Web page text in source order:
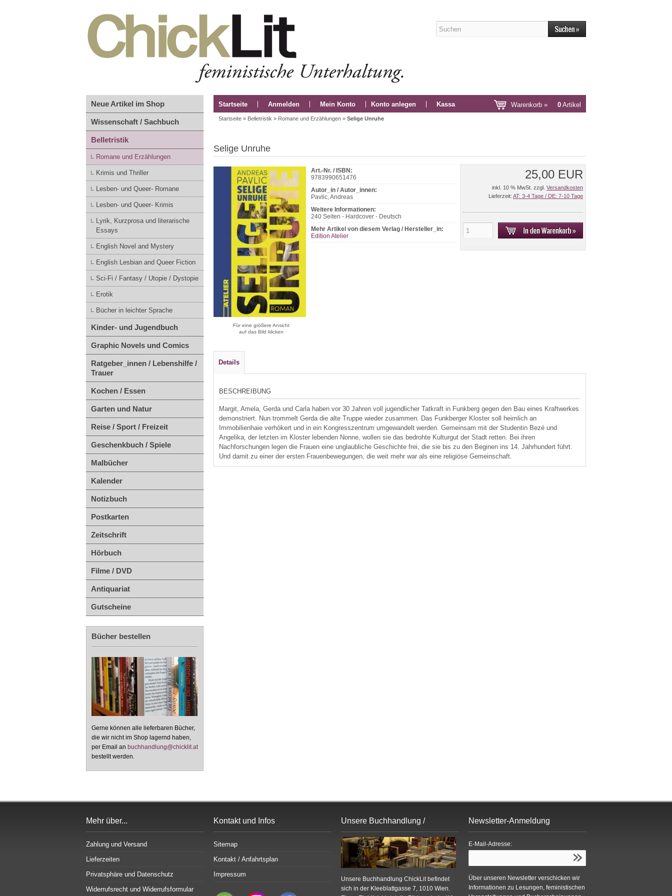
Neue Artikel im Shop
Wissenschaft / Sachbuch
Belletristik
Romane und Erzählungen
Krimis und Thriller
Lesben- und Queer- Romane
Lesben- und Queer- Krimis
Lyrik, Kurzprosa und literarische
Essays
English Novel and Mystery
English Lesbian and Queer Fiction
Sci-Fi / Fantasy / Utopie / Dystopie
Erotik
Bücher in leichter Sprache
Kinder- und Jugendbuch
Graphic Novels und Comics
Ratgeber_innen / Lebenshilfe /
Trauer
Kochen / Essen
Garten und Natur
Reise / Sport / Freizeit
Geschenkbuch / Spiele
Malbücher
Kalender
Notizbuch
Postkarten
Zeitschrift
Hörbuch
Filme / DVD
Antiquariat
Gutscheine
Bücher bestellen
Gerne können alle lieferbaren Bücher,
die wir nicht im Shop lagernd haben,
per Email an buchhandlung@chicklit.at
bestellt werden.
Startseite Anmelden Mein Konto Konto anlegen Kassa Warenkorb » 0 Artikel
Startseite » Belletristik » Romane und Erzählungen » Selige Unruhe
Selige Unruhe
Für eine größere Ansicht
auf das Bild klicken
Art.-Nr. / ISBN:
9783990651476
Autor_in / Autor_innen:
Pavlic, Andreas
Weitere Informationen:
240 Seiten - Hardcover - Deutsch
Mehr Artikel von diesem Verlag / Hersteller_in:
Edition Atelier
25,00 EUR
inkl. 10 % MwSt. zzgl. Versandkosten
Lieferzeit: AT: 3-4 Tage / DE: 7-10 Tage
Details
BESCHREIBUNG
Margit, Amela, Gerda und Carla haben vor 30 Jahren voll jugendlicher Tatkraft in Funkberg gegen den Bau eines Kraftwerkes
demonstriert. Nun trommelt Gerda die alte Truppe wieder zusammen. Das Funkberger Kloster soll heimlich an
Immobilienhaie verhökert und in ein Kongresszentrum umgewandelt werden. Gemeinsam mit der Studentin Bezé und
Angelika, der letzten im Kloster lebenden Nonne, wollen sie das bedrohte Kulturgut der Stadt retten. Bei ihren
Nachforschungen legen die Frauen eine unglaubliche Geschichte frei, die sie bis zu den Beginen ins 14. Jahrhundert führt.
Und damit zu einer der ersten Frauenbewegungen, die weit mehr war als eine religiöse Gemeinschaft.
Mehr über...
Zahlung und Versand
Lieferzeiten
Privatsphäre und Datenschutz
Widerrufsrecht und Widerrufsformular
Kontakt und Infos
Sitemap
Kontakt / Anfahrtsplan
Impressum
Unsere Buchhandlung /
Bildergalerie
Unsere Buchhandlung ChickLit befindet
sich in der Kleeblattgasse 7, 1010 Wien.
Newsletter-Anmeldung
E-Mail-Adresse:
Über unseren Newsletter verschicken wir
Informationen zu Lesungen, feministischen